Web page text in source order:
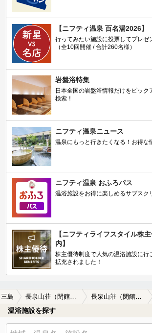
【ニフティ温泉 百名湯2026】
行ってみたい施設に投票してプレゼ
（全10回開催 / 合計260名様）
岩盤浴特集
日本全国の岩盤浴情報だけをピック
検索！
ニフティ温泉ニュース
温泉にもっと行きたくなる！お得な
ニフティ温泉 おふろパス
温浴施設をお得に楽しめるサブスク
【ニフティライフスタイル株
内】
株主優待制度で人気の温浴施設に行
拡充されました！
三島 長泉山荘（閉館しました） 長泉山荘（閉館しました）の口コミ一覧
温浴施設を探す